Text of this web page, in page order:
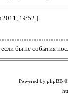
19:52 ]
бы не события
Powered by phpBB